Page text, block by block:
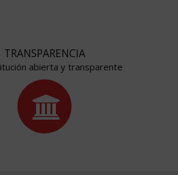
TRANSPARENCIA
abierta y transparente